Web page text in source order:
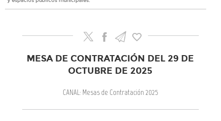
MESA DE CONTRATACIÓN DEL 29 DE
OCTUBRE DE 2025
CANAL: Mesas de Contratación 2025